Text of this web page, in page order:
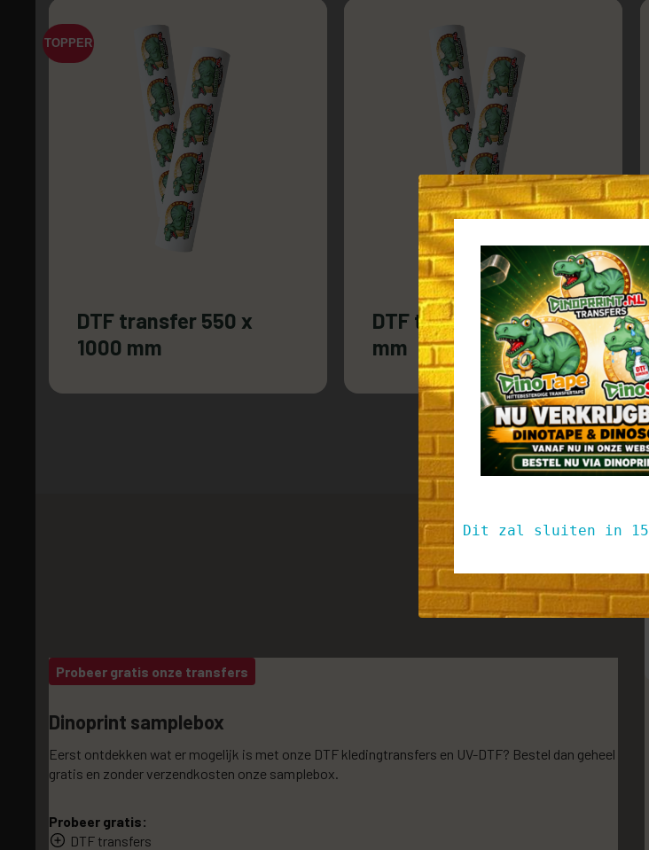
TOPPER
DTF transfer 550 x
1000 mm
DTF transfer 550 x 500
mm
Probeer gratis onze transfers
Dinoprint samplebox
Eerst ontdekken wat er mogelijk is met onze DTF kledingtransfers en UV-DTF? Bestel dan geheel
gratis en zonder verzendkosten onze samplebox.
Probeer gratis:
DTF transfers
Dit zal sluiten in 14